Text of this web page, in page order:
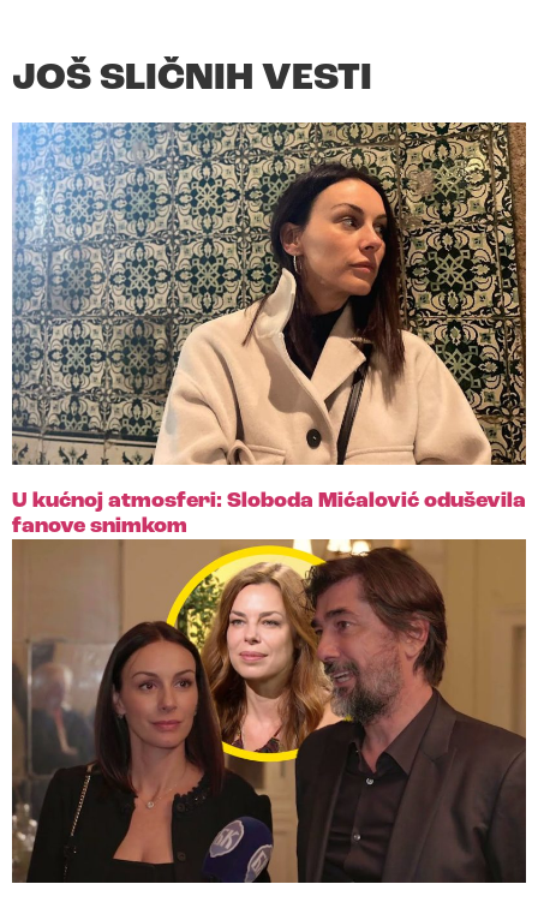
JOŠ SLIČNIH VESTI
U kućnoj atmosferi: Sloboda Mićalović oduševila
fanove snimkom